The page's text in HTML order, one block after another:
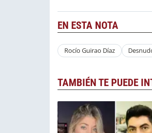
EN ESTA NOTA
Rocío Guirao Díaz
TAMBIÉN TE PUEDE